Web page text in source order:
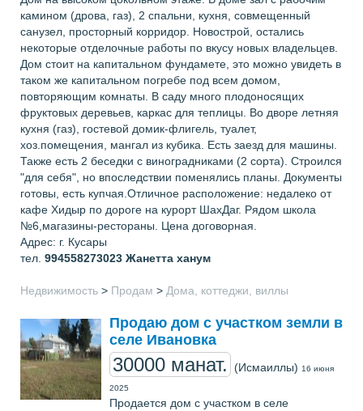
камином (дрова, газ), 2 спальни, кухня, совмещенный
санузел, просторный корридор. Новострой, остались
некоторые отделочные работы по вкусу новых владельцев.
Дом стоит на капитальном фундамете, это можно увидеть в
таком же капитальном погребе под всем домом,
повторяющим комнаты. В саду много плодоносящих
фруктовых деревьев, каркас для теплицы. Во дворе летняя
кухня (газ), гостевой домик-флигель, туалет,
хоз.помещения, мангал из кубика. Есть заезд для машины.
Также есть 2 беседки с виноградниками (2 сорта). Строился
"для себя", но впоследствии поменялись планы. Документы
готовы, есть купчая.Отличное расположение: недалеко от
кафе Хидыр по дороге на курорт ШахДаг. Рядом школа
№6,магазины-рестораны. Цена договорная.
Адрес: г. Кусары
тел. 994558273023 Жанетта ханум
Недвижимость > Продам > Дома, коттеджи, виллы
Продаю дом с участком земли в
селе Ивановка
30000 манат. (Исмаиллы) 16 июня
2025
Продается дом с участком в селе